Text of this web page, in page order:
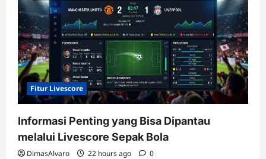
Fitur Livescore
Informasi Penting yang Bisa Dipantau
melalui Livescore Sepak Bola
DimasAlvaro 22 hours ago 0